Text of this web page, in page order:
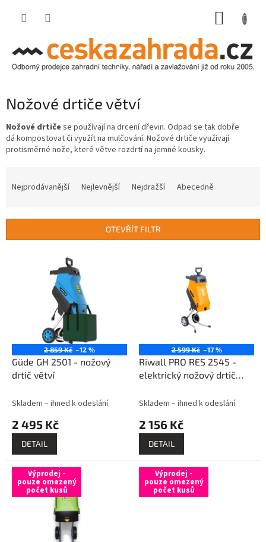
Nožové drtiče větví
Nožové drtiče se používají na drcení dřevin. Odpad se tak dobře
dá kompostovat či využít na mulčování. Nožové drtiče využívají
protisměrné nože, které větve rozdrtí na jemné kousky.
í
Nejprodávanější Nejlevnější Nejdražší Abecedně
OTEVŘÍT FILTR
2 859 Kč –12 %
Güde GH 2501 - nožový
drtič větví
Skladem – ihned k odeslání
2 495 Kč
DETAIL
2 599 Kč –17 %
Riwall PRO RES 2545 -
elektrický nožový drtič
Skladem – ihned k odeslání
2 156 Kč
DETAIL
Výprodej -
pouze omezený
počet kusů
Výprodej -
pouze omezený
počet kusů